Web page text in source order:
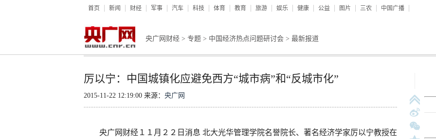
首页 新闻 财经 军事 汽车 科技 体育 教育 旅游 娱乐 健康 公益 图片 三农 中国广播
央广网财经 > 专题 > 中国经济热点问题研讨会 > 最新报道
厉以宁：中国城镇化应避免西方“城市病”和“反城市化”
2015-11-22 12:19:00 来源： 央广网
央广网财经１１月２２日消息 北大光华管理学院名誉院长、著名经济学家厉以宁教授在